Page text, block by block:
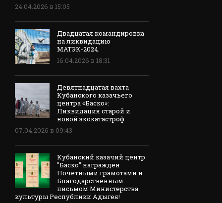
24.04.2026 в 15:05
Двадцатая командировка
на ликвидацию
МАТЭК-2024.
16.04.2026 в 18:31
Девятнадцатая вахта
Кубанского казачьего
центра «Баско»:
Ликвидация старой и
новой экокатастроф.
07.04.2026 в 09:43
Кубанский казачий центр
"Баско" награжден
Почетными грамотами и
Благодарственным
письмом Министерства
культуры Республики Адыгея!